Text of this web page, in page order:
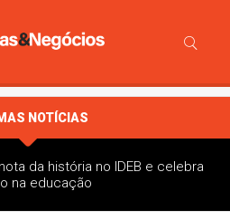
NOTÍCIAS
da história no IDEB e celebra
na educação